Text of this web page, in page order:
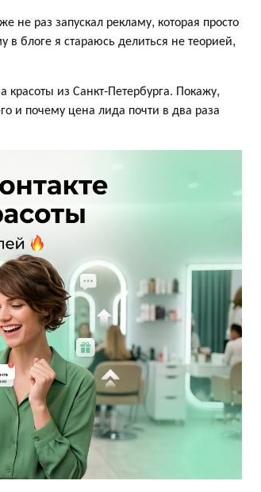
не раз запускал рекламу, которая просто
в блоге я стараюсь делиться не теорией,
из Санкт-Петербурга. Покажу,
и почему цена лида почти в два раза